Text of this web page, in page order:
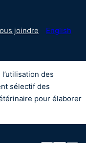
joindre English
des
sélectif des
pour élaborer